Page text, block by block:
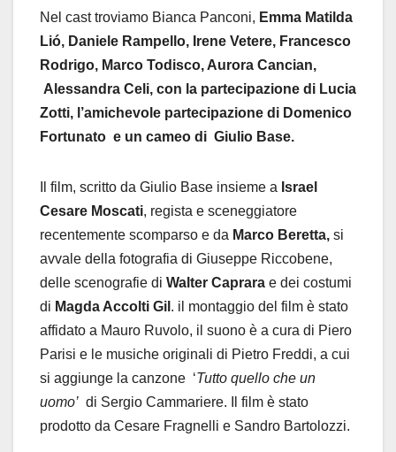
Nel cast troviamo Bianca Panconi, Emma Matilda
Lió, Daniele Rampello, Irene Vetere, Francesco
Rodrigo, Marco Todisco, Aurora Cancian,
Alessandra Celi, con la partecipazione di Lucia
Zotti, l’amichevole partecipazione di Domenico
Fortunato e un cameo di Giulio Base.
Il film, scritto da Giulio Base insieme a Israel
Cesare Moscati, regista e sceneggiatore
recentemente scomparso e da Marco Beretta, si
avvale della fotografia di Giuseppe Riccobene,
delle scenografie di Walter Caprara e dei costumi
di Magda Accolti Gil . il montaggio del film è stato
affidato a Mauro Ruvolo, il suono è a cura di Piero
Parisi e le musiche originali di Pietro Freddi, a cui
si aggiunge la canzone ‘Tutto quello che un
uomo’ di Sergio Cammariere. Il film è stato
prodotto da Cesare Fragnelli e Sandro Bartolozzi.